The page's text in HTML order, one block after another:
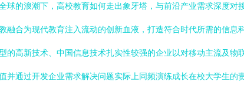
球的浪潮下，高校教育如何走出象牙塔，与前沿产业需求深度
融合为现代教育注入流动的创新血液，打造符合时代所需的信
的高新技术、中国信息技术扎实性较强的企业以对移动主流及
并通过开发企业需求解决问题实际上同频演练成长在校大学生